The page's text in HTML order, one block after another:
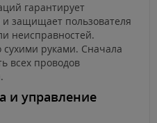
гарантирует
защищает пользователя
неисправностей.
сухими руками. Сначала
всех проводов
и управление